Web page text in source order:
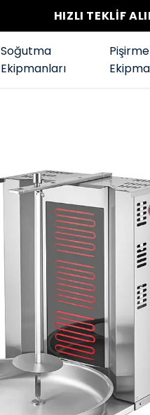
HIZLI TEKLİF
Soğutma
Ekipmanları
Pişirme